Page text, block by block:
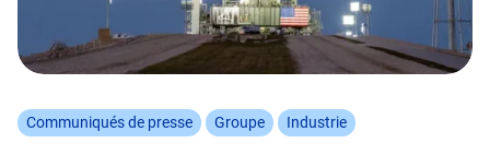
Communiqués de presse Groupe Industrie